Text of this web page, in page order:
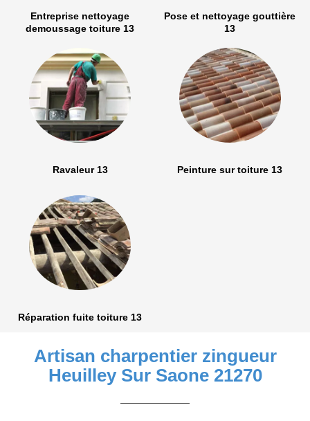
Entreprise nettoyage
demoussage toiture 13
Pose et nettoyage gouttière
13
Ravaleur 13 Peinture sur toiture 13
Réparation fuite toiture 13
Artisan charpentier zingueur
Heuilley Sur Saone 21270